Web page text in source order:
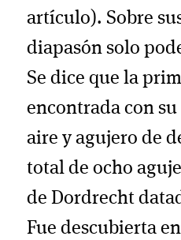
artículo). Sobre
diapasón solo
Se dice que la
encontrada con su
aire y agujero de
total de ocho
de Dordrecht
Fue descubierta